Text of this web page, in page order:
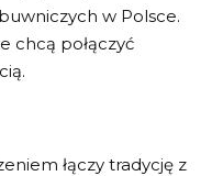
w Polsce.
chcą połączyć
łączy tradycję z